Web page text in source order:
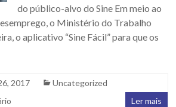
do público-alvo do Sine Em meio ao
o Ministério do Trabalho
o aplicativo “Sine Fácil” para que os
2017
Uncategorized
Ler mais